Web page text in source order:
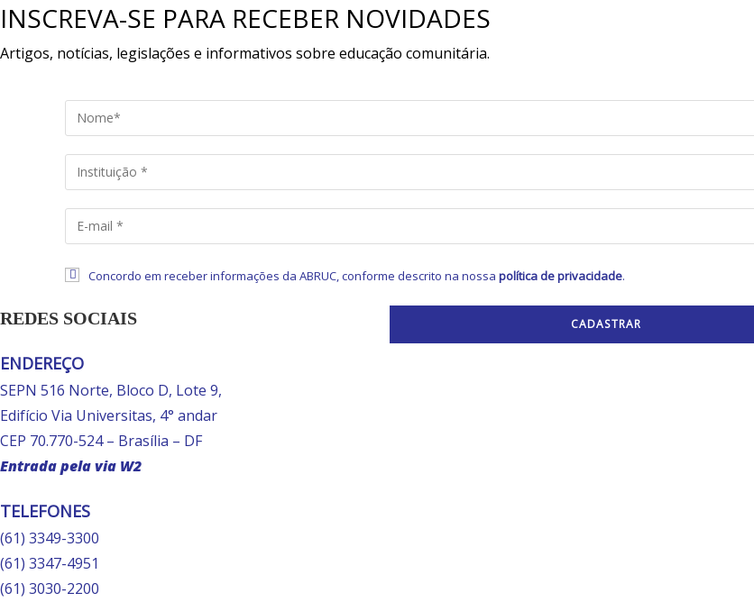
INSCREVA-SE PARA RECEBER NOVIDADES
Artigos, notícias, legislações e informativos sobre educação comunitária.
Concordo em receber informações da ABRUC, conforme descrito na nossa política de privacidade.
REDES SOCIAIS
ENDEREÇO
SEPN 516 Norte, Bloco D, Lote 9,
Edifício Via Universitas, 4° andar
CEP 70.770-524 – Brasília – DF
Entrada pela via W2
TELEFONES
(61) 3349-3300
(61) 3347-4951
(61) 3030-2200